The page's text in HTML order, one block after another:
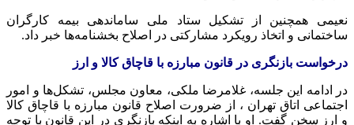
نعیمی همچنین از تشکیل ستاد ملی ساماندهی بیمه کارگران
ساختمانی و اتخاذ رویکرد مشارکتی در اصلاح بخشنامه‌ها خبر داد.
درخواست بازنگری در قانون مبارزه با قاچاق کالا و ارز
در ادامه این جلسه، غلامرضا ملکی، معاون مجلس، تشکل‌ها و امور
اجتماعی اتاق تهران ، از ضرورت اصلاح قانون مبارزه با قاچاق کالا
و ارز سخن گفت. او با اشاره به اینکه بازنگری در این قانون با توجه